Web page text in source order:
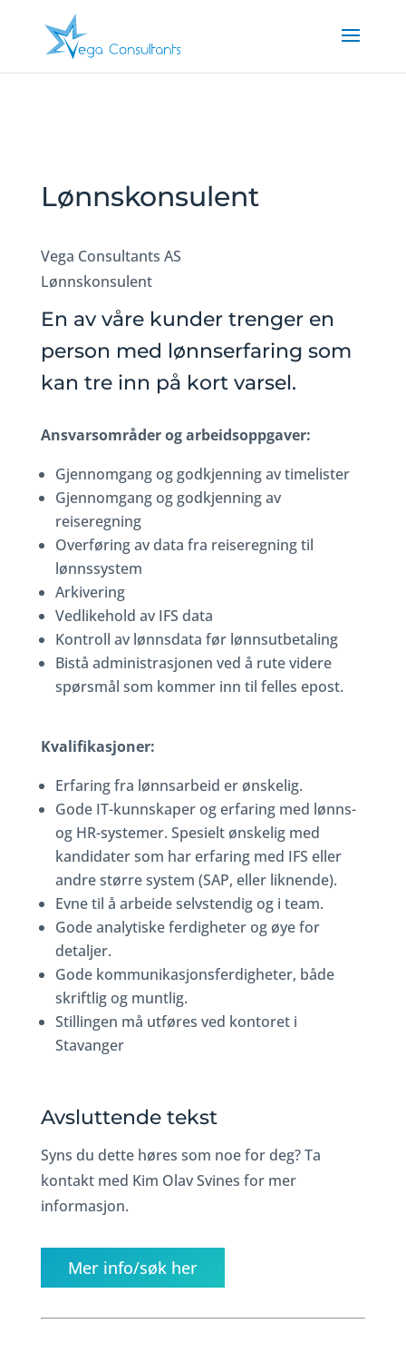
Lønnskonsulent
Vega Consultants AS
Lønnskonsulent
En av våre kunder trenger en
person med lønnserfaring som
kan tre inn på kort varsel.
Ansvarsområder og arbeidsoppgaver:
Gjennomgang og godkjenning av timelister
Gjennomgang og godkjenning av
reiseregning
Overføring av data fra reiseregning til
lønnssystem
Arkivering
Vedlikehold av IFS data
Kontroll av lønnsdata før lønnsutbetaling
Bistå administrasjonen ved å rute videre
spørsmål som kommer inn til felles epost.
Kvalifikasjoner:
Erfaring fra lønnsarbeid er ønskelig.
Gode IT-kunnskaper og erfaring med lønns-
og HR-systemer. Spesielt ønskelig med
kandidater som har erfaring med IFS eller
andre større system (SAP, eller liknende).
Evne til å arbeide selvstendig og i team.
Gode analytiske ferdigheter og øye for
detaljer.
Gode kommunikasjonsferdigheter, både
skriftlig og muntlig.
Stillingen må utføres ved kontoret i
Stavanger
Avsluttende tekst
Syns du dette høres som noe for deg? Ta
kontakt med Kim Olav Svines for mer
informasjon.
Mer info/søk her